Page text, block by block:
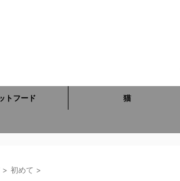
トフード 猫
> 初めて >